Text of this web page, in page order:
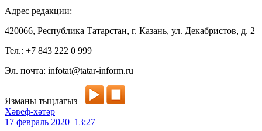
Адрес редакции:
420066, Республика Татарстан, г. Казань, ул. Декабристов, д. 2
Тел.: +7 843 222 0 999
Эл. почта: infotat@tatar-inform.ru
Язманы тыңлагыз
Хәвеф-хәтәр
17 февраль 2020 13:27